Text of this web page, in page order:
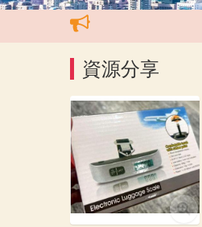
資源分享